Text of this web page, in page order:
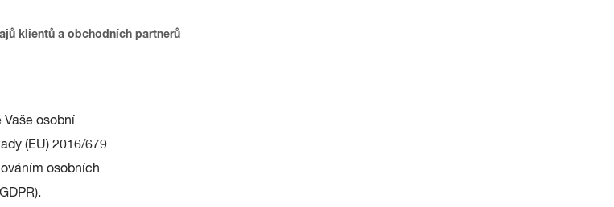
klientů a obchodních partnerů
osobní
(EU) 2016/679
osobních